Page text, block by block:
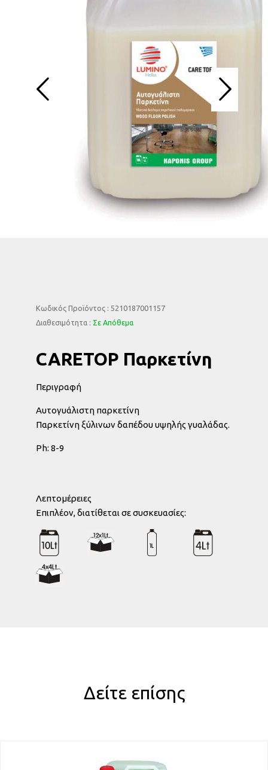
Κωδικός Προϊόντος : 5210187001157
Διαθεσιμότητα : Σε Απόθεμα
CARETOP Παρκετίνη
Περιγραφή
Αυτογυάλιστη παρκετίνη
Παρκετίνη ξύλινων δαπέδου υψηλής γυαλάδας.
Ph: 8-9
Λεπτομέρειες
Eπιπλέον, διατίθεται σε συσκευασίες:
Δείτε επίσης